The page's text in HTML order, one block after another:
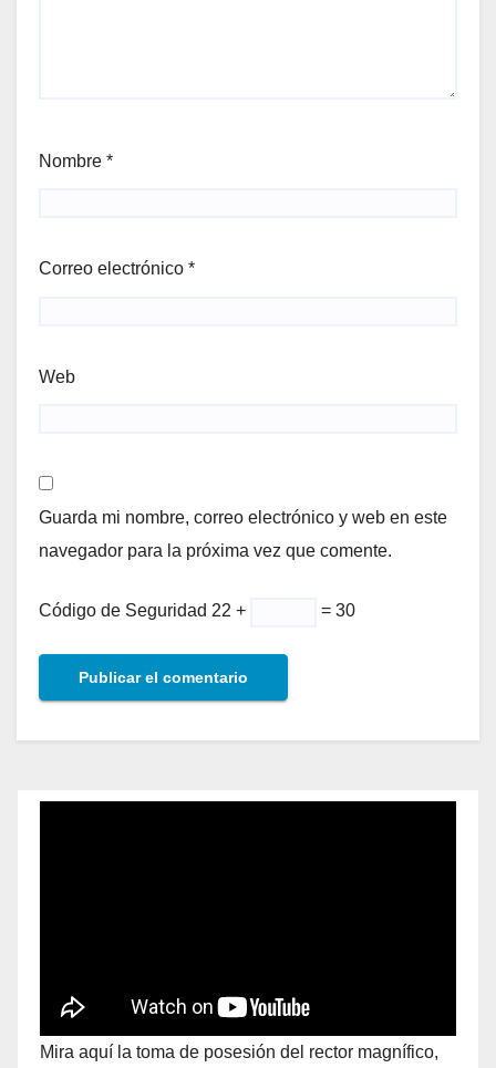
Nombre *
Correo electrónico *
Web
Guarda mi nombre, correo electrónico y web en este
navegador para la próxima vez que comente.
Código de Seguridad 22 + = 30
Mira aquí la toma de posesión del rector magnífico,